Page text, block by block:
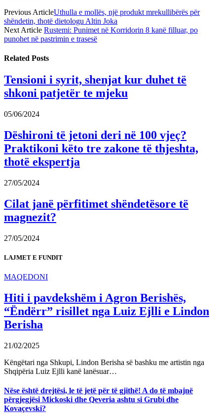
Previous ArticleUthulla e mollës, një produkt mrekullibërës për
shëndetin, thotë dietologu Altin Joka
Next Article Rustemi: Punimet në Korridorin 8 kanë filluar, po
punohet në pastrimin e trasesë
Related Posts
Tensioni i syrit, shenjat kur duhet të
shkoni patjetër te mjeku
05/06/2024
Dëshironi të jetoni deri në 100 vjeç?
Praktikoni këto tre zakone të thjeshta,
thotë ekspertja
27/05/2024
Cilat janë përfitimet shëndetësore të
magnezit?
27/05/2024
LAJMET E FUNDIT
MAQEDONI
Hiti i pavdekshëm i Agron Berishës,
“Ëndërr” risillet nga Luiz Ejlli e Lindon
Berisha
21/02/2025
Këngëtari nga Shkupi, Lindon Berisha së bashku me artistin nga
Shqipëria Luiz Ejlli kanë lanësuar…
Nëse është drejtësi, le të jetë për të gjithë! A do të mbajnë
përgjegjësi Mickoski dhe Qeveria ashtu si Grubi dhe
Kovaçevski?